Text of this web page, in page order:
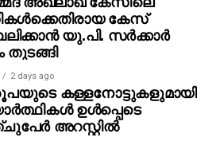
ലഭിച്ചു.
തൃശൂര്‍ വിജയഗോള്‍
ന് തൃശൂര്‍ മാജിക് എഫ്‌സിക്ക്
കേസ്
യു.പി. സര്‍ക്കാര്‍
തുടങ്ങി
2 days ago
കള്ളനോട്ടുകളുമായി
ഉള്‍പ്പെടെ
അറസ്റ്റില്‍